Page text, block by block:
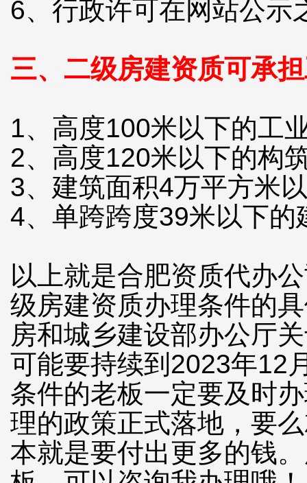
6、行政许可在网站公示
三、二级房建资质可承
1、高度100米以下的工
2、高度120米以下的构
3、建筑面积4万平方米
4、单跨跨度39米以下的
以上就是合肥资质代办
级房建资质办理条件的
房和城乡建设部办公厅
可能要持续到2023年12
条件的老板一定要及时
理的政策正式落地，要
本就是要付出更多的钱